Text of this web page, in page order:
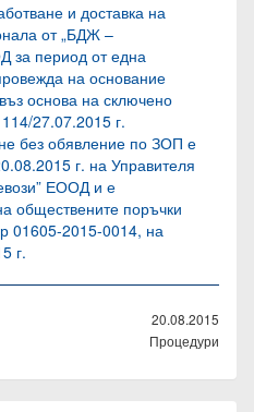
и доставка на
от „БДЖ –
за период от една
на основание
основа на сключено
27.07.2015 г.
без обявление по ЗОП е
г. на Управителя
ЕООД и е
обществените поръчки
01605-2015-0014, на
г.
20.08.2015
Процедури